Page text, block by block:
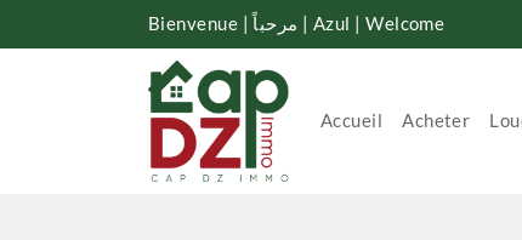
Bienvenue | مرحباً | Azul | Welcome
Accueil Acheter